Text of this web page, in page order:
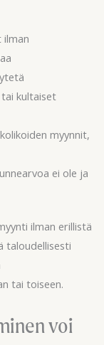
ilman
kultaiset
myynnit,
ei ole ja
ilman erillistä
taloudellisesti
tai toiseen.
voi